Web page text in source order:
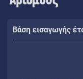
Βάση εισαγωγής